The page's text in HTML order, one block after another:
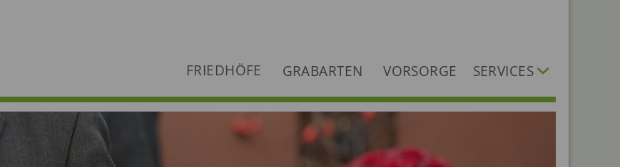
FRIEDHÖFE GRABARTEN VORSORGE
SERVICES
Dienstleister